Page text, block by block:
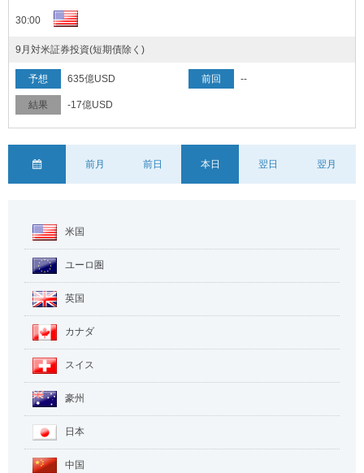
30:00
9月対米証券投資(短期債除く)
635億USD --
-17億USD
前月 前日 本日 翌日 翌月
米国
ユーロ圏
英国
カナダ
スイス
豪州
日本
中国